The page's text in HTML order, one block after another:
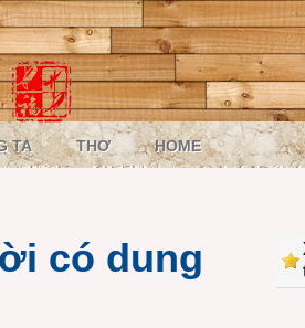
TA THƠ HOME
có dung